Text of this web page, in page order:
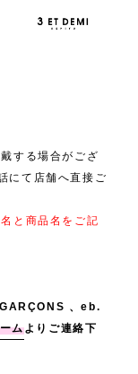
する場合がござ
にて店舗へ直接ご
と商品名をご記
、eb.
ムよりご連絡下